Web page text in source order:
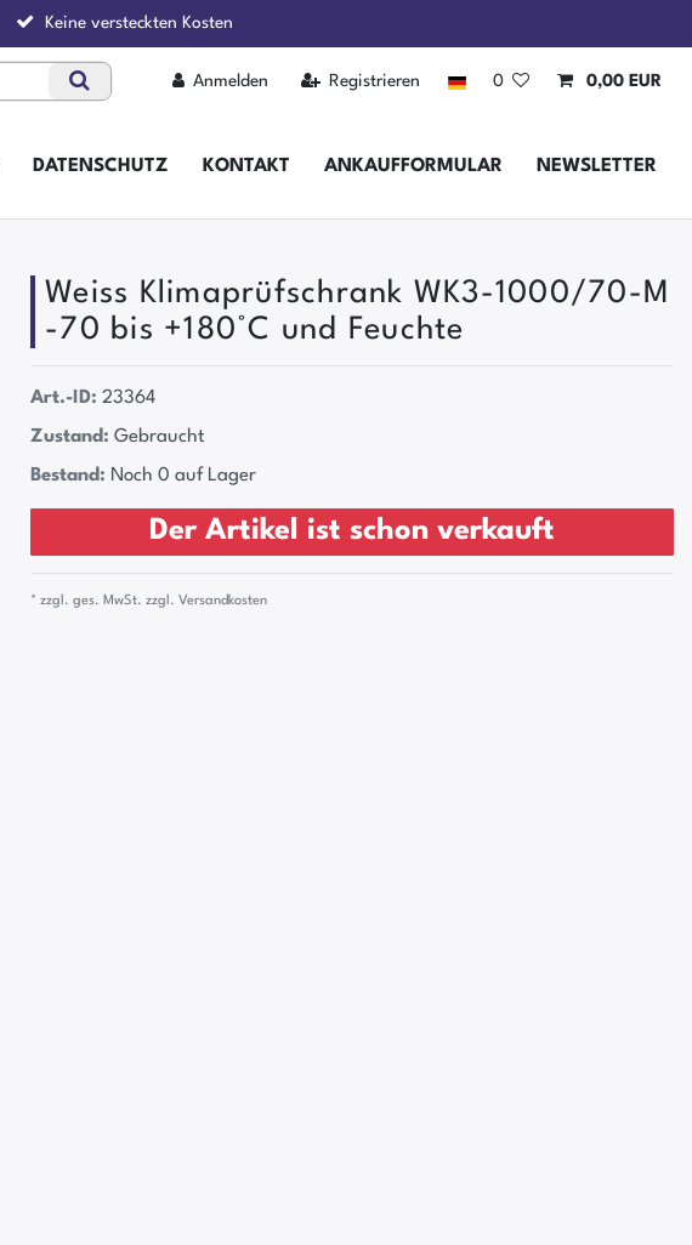
Keine versteckten Kosten
Anmelden Registrieren 0 0,00 EUR
DATENSCHUTZ KONTAKT ANKAUFFORMULAR NEWSLETTER
Weiss Klimaprüfschrank WK3-1000/70-M
-70 bis +180°C und Feuchte
Art.-ID: 23364
Zustand: Gebraucht
Bestand: Noch 0 auf Lager
Der Artikel ist schon verkauft
* zzgl. ges. MwSt. zzgl. Versandkosten